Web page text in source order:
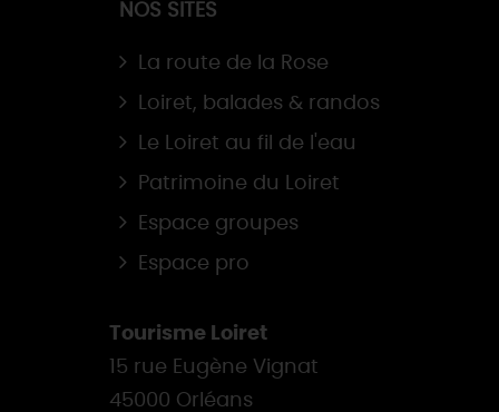
NOS SITES
La route de la Rose
Loiret, balades & randos
Le Loiret au fil de l'eau
Patrimoine du Loiret
Espace groupes
Espace pro
Tourisme Loiret
15 rue Eugène Vignat
45000 Orléans